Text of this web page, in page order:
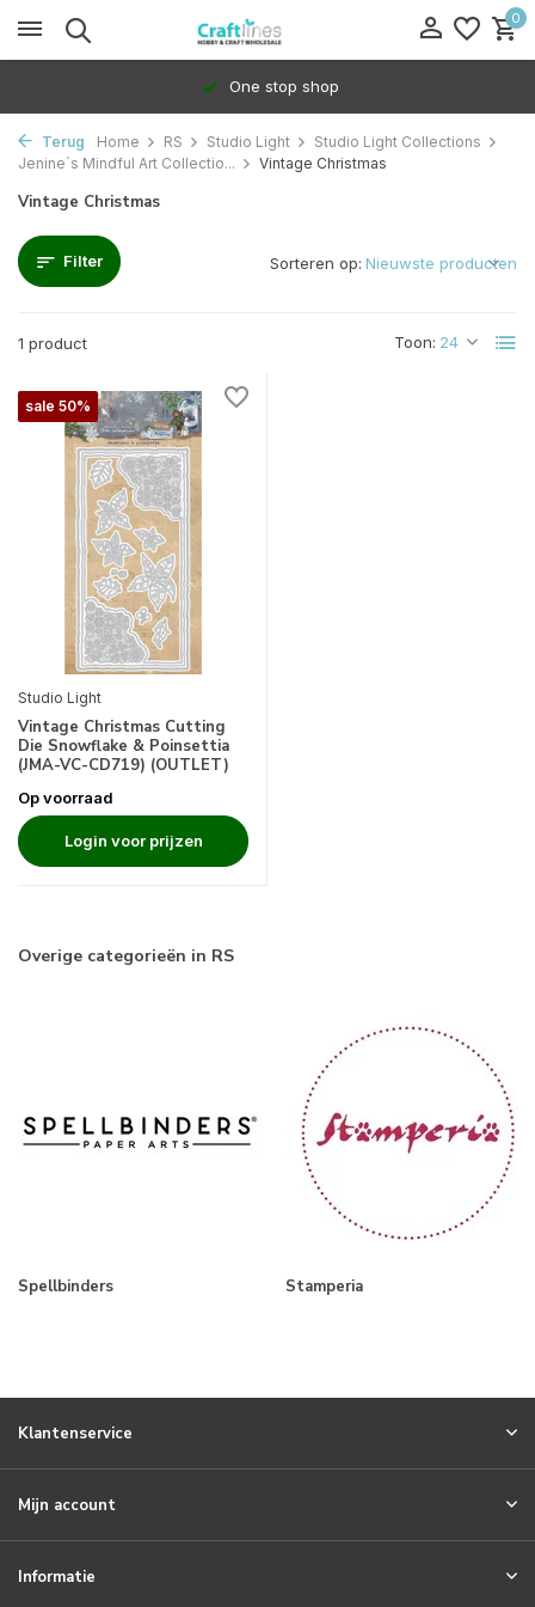
0
One stop shop
Terug Home RS Studio Light
Studio Light Collections
Jenine`s Mindful Art Collectio...
Vintage Christmas
Vintage Christmas
Filter
1 product Toon:
Sorteren op:
sale 50%
Studio Light
Vintage Christmas Cutting
Die Snowflake & Poinsettia
(JMA-VC-CD719) (OUTLET)
Op voorraad
Login voor prijzen
Overige categorieën in RS
Spellbinders Stamperia
Klantenservice
Mijn account
Informatie